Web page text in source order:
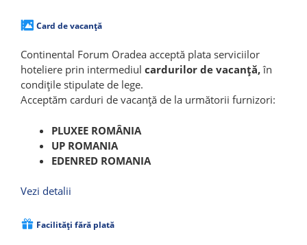
Card de vacanță
Continental Forum Oradea acceptă plata serviciilor
hoteliere prin intermediul cardurilor de vacanță,în
condițile stipulate de lege.
Acceptăm carduri de vacanță de la următorii furnizori:
PLUXEE ROMÂNIA
UP ROMANIA
EDENRED ROMANIA
Vezi detalii
Facilități fără plată